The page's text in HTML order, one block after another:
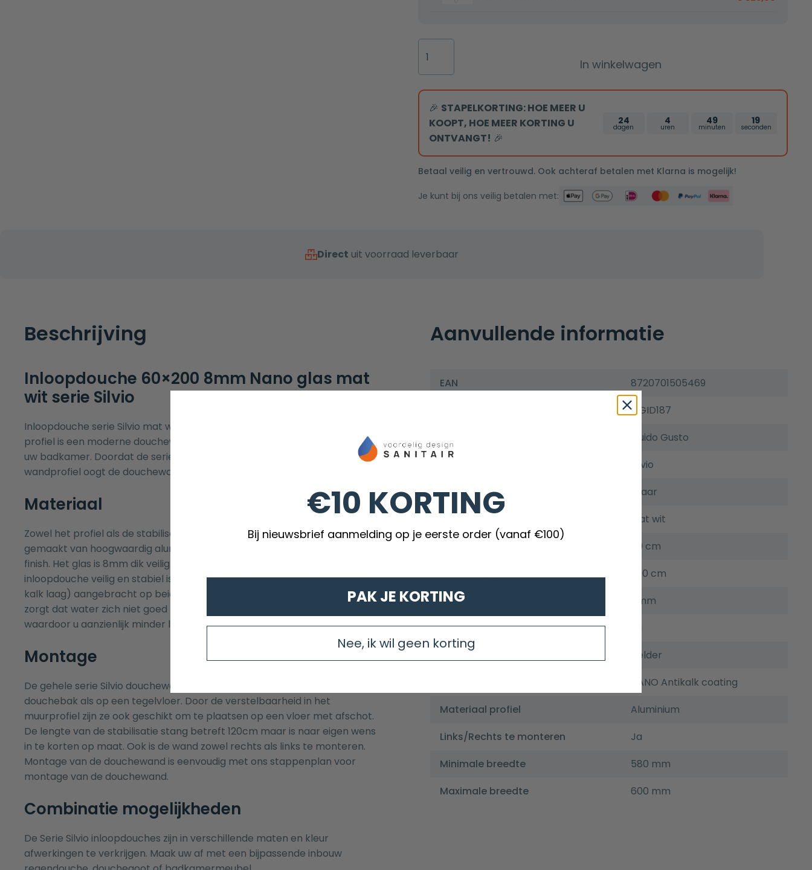
80x7x6,7cm
rooster
thermostatisch
60x200
8mm
Nano
glas
mat
wit
serie
Silvio
In winkelwagen
🎉 STAPELKORTING: HOE MEER U
KOOPT, HOE MEER KORTING U
ONTVANGT! 🎉
24
dagen
4
uren
49
minuten
19
seconden
Betaal veilig en vertrouwd. Ook achteraf betalen met Klarna is mogelijk!
Je kunt bij ons veilig betalen met:
Direct uit voorraad leverbaar
Beschrijving
Inloopdouche 60×200 8mm Nano glas mat
wit serie Silvio
Inloopdouche serie Silvio mat wit 60×200 8mm Nano glas met mat wit
profiel is een moderne douchewand die een absolute toevoeging creëert in
uw badkamer. Doordat de serie Silvio alleen voorzien is van een
wandprofiel oogt de douchewand minimalistisch en toch heel strak.
Materiaal
Zowel het profiel als de stabilisatiestang van serie Silvio douchewanden zijn
gemaakt van hoogwaardig aluminium en afgewerkt met een geborsteld
finish. Het glas is 8mm dik veiligheidsglas wat ervoor zorgt dat de
inloopdouche veilig en stabiel is. Daarnaast is er een Nano coating (anti
kalk laag) aangebracht op beide kanten van het glasoppervlak wat ervoor
zorgt dat water zich niet goed kan hechten aan het glasoppervlak
waardoor u aanzienlijk minder last zult hebben van kalk en vuil aanslag.
Montage
De gehele serie Silvio douchewanden zijn zowel te monteren op een
douchebak als op een tegelvloer. Door de verstelbaarheid in het
muurprofiel zijn ze ook geschikt om te plaatsen op een vloer met afschot.
De lengte van de stabilisatie stang betreft 120cm maar is naar eigen wens
in te korten op maat. Ook is de wand zowel rechts als links te monteren.
Montage van de douchewand is eenvoudig met ons stappenplan voor
montage van de douchewand.
Combinatie mogelijkheden
De Serie Silvio inloopdouches zijn in verschillende maten en kleur
afwerkingen te verkrijgen. Maak uw af met een bijpassende inbouw
Aanvullende informatie
EAN
8720701505469
GGID187
Guido Gusto
Silvio
Garantie
5 jaar
Mat wit
60 cm
200 cm
Glasdikte
8mm
Veiligheidsglas
Type glas
Helder
NANO Antikalk coating
Materiaal profiel
Aluminium
Links/Rechts te monteren
Ja
Minimale breedte
580 mm
Maximale breedte
600 mm
€10 KORTING
Bij nieuwsbrief aanmelding op je eerste order (vanaf €100)
PAK JE KORTING
Nee, ik wil geen korting